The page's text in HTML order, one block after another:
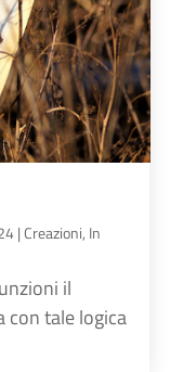
|Creazioni, In
il
con tale logica